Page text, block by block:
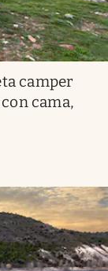
camper
cama,